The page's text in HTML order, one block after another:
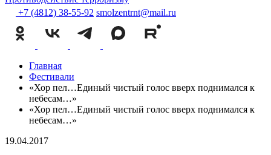
+7 (4812) 38-55-92 smolzentrnt@mail.ru
Главная
Фестивали
«Хор пел…Единый чистый голос вверх поднимался к
небесам…»
«Хор пел…Единый чистый голос вверх поднимался к
небесам…»
19.04.2017